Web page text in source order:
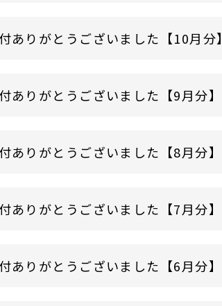
ありがとうございました【10月分】
ありがとうございました【9月分】
ありがとうございました【8月分】
ありがとうございました【7月分】
ありがとうございました【6月分】